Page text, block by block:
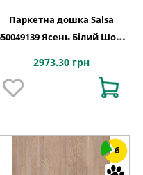
Паркетна дошка Salsa
Ясень Білий Шовк
2973.30 грн
6